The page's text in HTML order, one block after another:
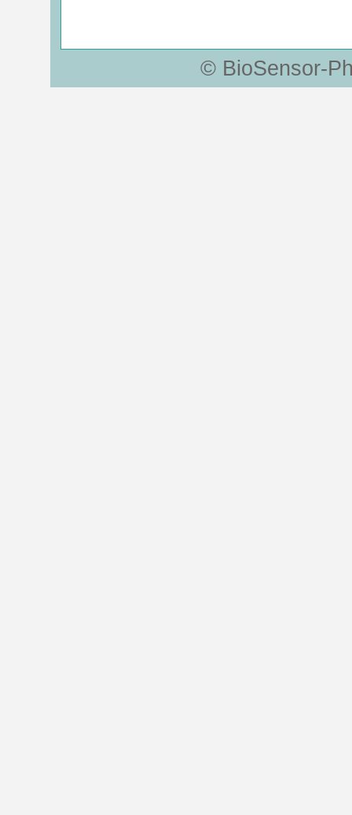
© BioSensor-